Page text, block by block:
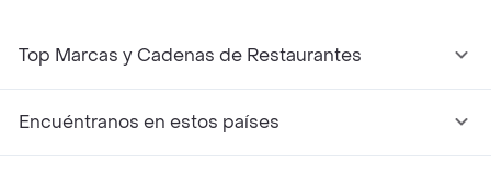
Top Marcas y Cadenas de Restaurantes
Encuéntranos en estos países